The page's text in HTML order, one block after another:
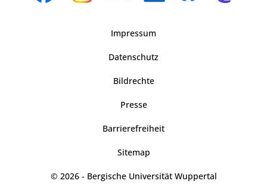
Impressum
Datenschutz
Bildrechte
Presse
Barrierefreiheit
Sitemap
© 2026 - Bergische Universität Wuppertal